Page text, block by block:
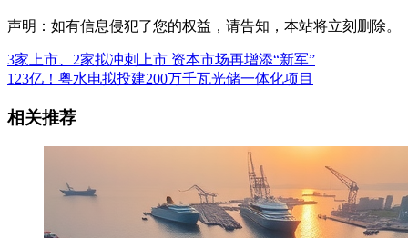
声明：如有信息侵犯了您的权益，请告知，本站将立刻删除。
3家上市、2家拟冲刺上市 资本市场再增添“新军”
123亿！粤水电拟投建200万千瓦光储一体化项目
相关推荐